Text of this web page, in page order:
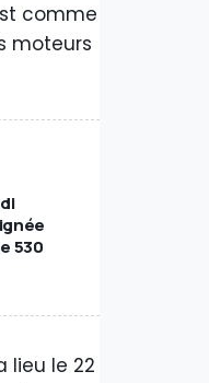
comme
moteurs
530
lieu le 22